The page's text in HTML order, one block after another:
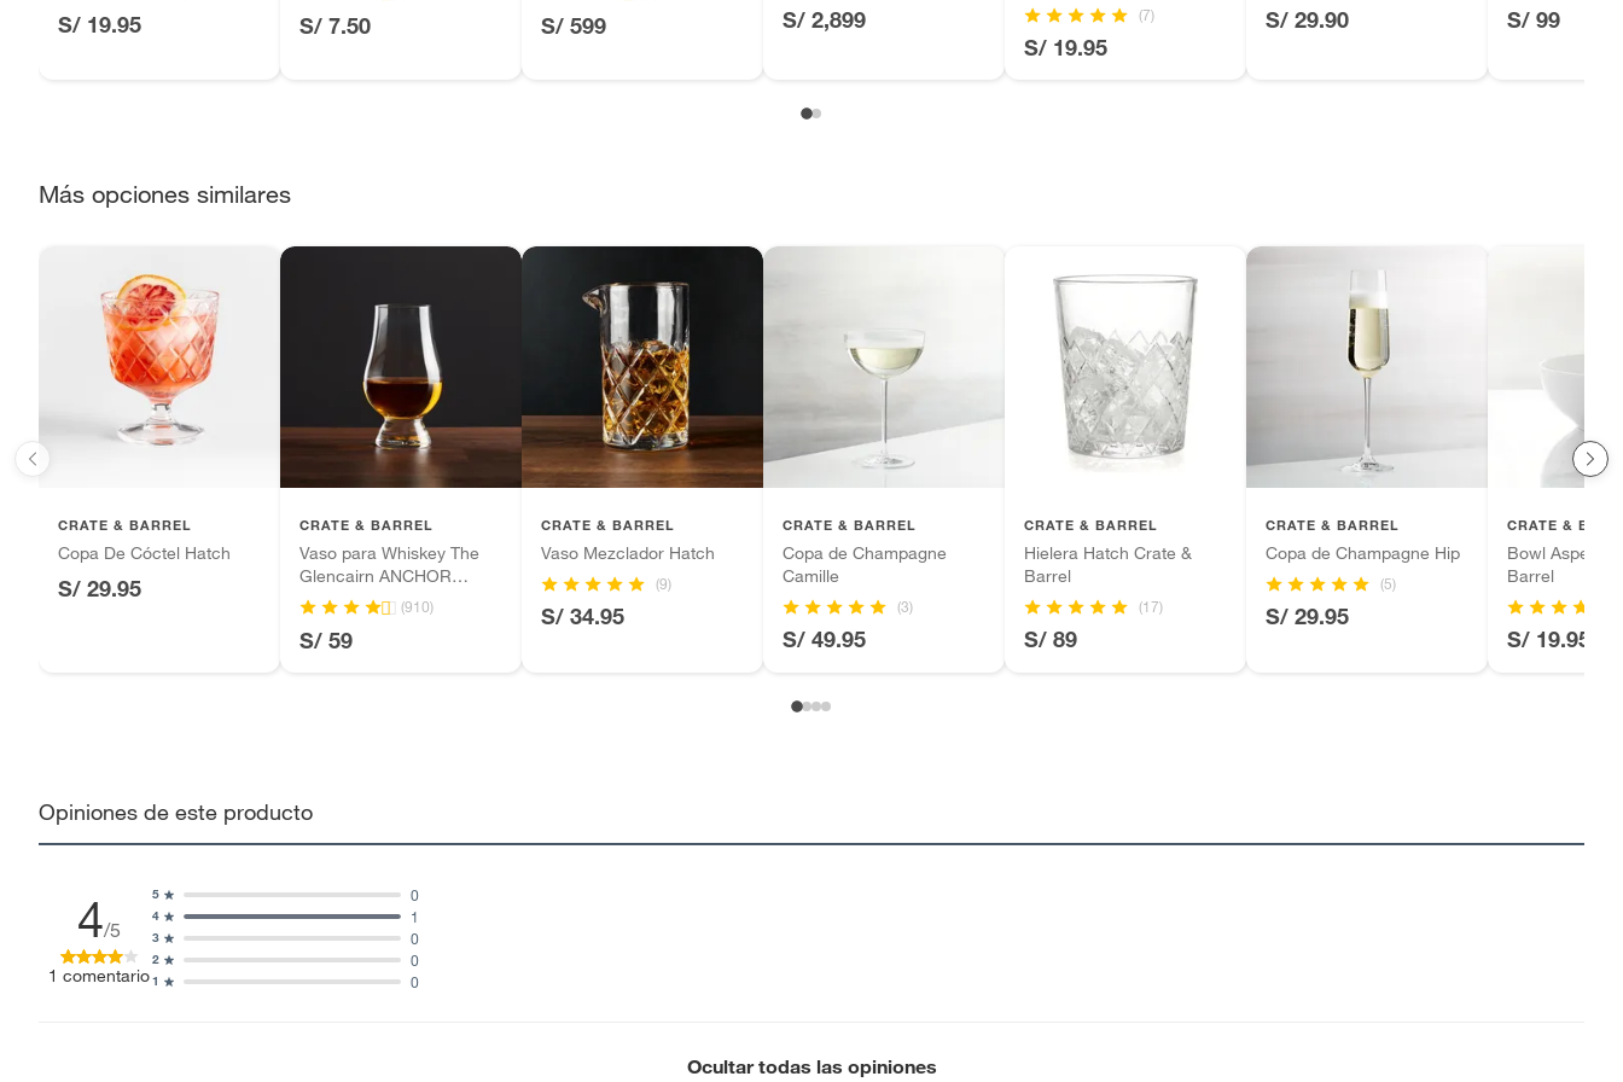
Productos perecibles como alimentos, bebidas, medicamentos, suplementos alimenticios, vitaminas.
Pinturas de color a pedido.
Productos que hayan sido previamente instalados.
Baterías de auto.
Motocicletas y bicicletas motorizadas.
Licores y cigarros electrónicos.
S/ 19.95 S/ 7.50 S/ 599 S/ 2,899 (7)
S/ 19.95
S/ 29.90 S/ 99
Más opciones similares
CRATE & BARREL
Copa De Cóctel Hatch
S/ 29.95
CRATE & BARREL
Vaso para Whiskey The
Glencairn ANCHOR
HOCKING
(910)
S/ 59
CRATE & BARREL
Vaso Mezclador Hatch
(9)
S/ 34.95
CRATE & BARREL
Copa de Champagne
Camille
(3)
S/ 49.95
CRATE & BARREL
Hielera Hatch Crate &
Barrel
(17)
S/ 89
CRATE & BARREL
Copa de Champagne Hip
(5)
S/ 29.95
CRATE &
Bowl Aspen
Barrel
S/ 19.95
Opiniones de este producto
4/5
1 comentario1 0
2 0
3 0
4 1
5 0
Ocultar todas las opiniones